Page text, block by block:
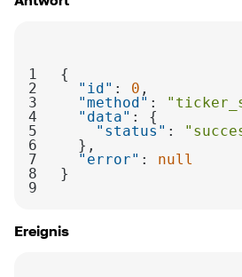
1
2
"id" : 0
3
"method" :
4
"data"
5
"status" :
6
7
"error" : null
8
9
Ereignis